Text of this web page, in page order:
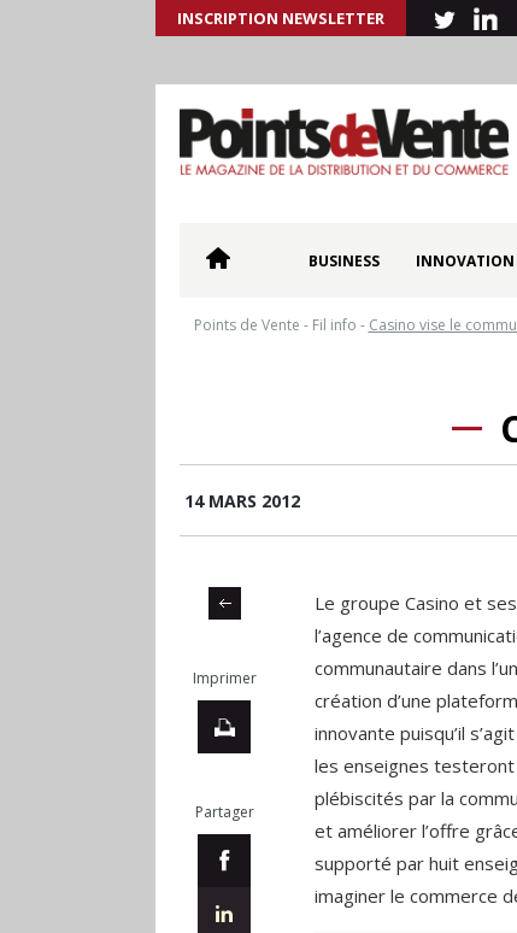
INSCRIPTION NEWSLETTER
BUSINESS INNOVATION
Points de Vente - Fil info - Casino vise le
14 MARS 2012
Imprimer
Partager
Le groupe Casino et
l’agence de
communautaire dans
création d’une
innovante puisqu’il
les enseignes
plébiscités par la
et améliorer l’offre
supporté par huit
imaginer le commerce